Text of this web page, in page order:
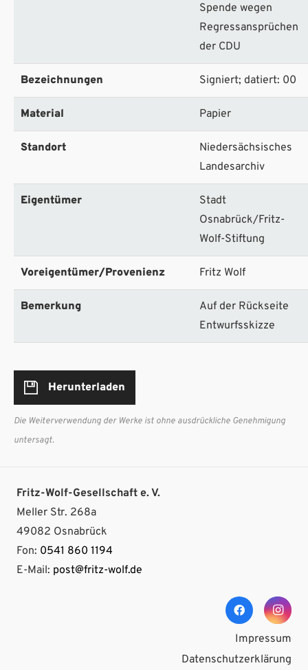
Spende wegen
Regressansprüchen
der CDU
Bezeichnungen Signiert; datiert: 00
Material Papier
Standort
Niedersächsisches
Landesarchiv
Eigentümer
Stadt
Osnabrück/Fritz-
Wolf-Stiftung
Voreigentümer/Provenienz Fritz Wolf
Bemerkung
Auf der Rückseite
Entwurfsskizze
Herunterladen
Die Weiterverwendung der Werke ist ohne ausdrückliche Genehmigung
untersagt.
Fritz-Wolf-Gesellschaft e. V.
Meller Str. 268a
49082 Osnabrück
Fon: 0541 860 1194
E-Mail: post@fritz-wolf.de
Impressum
Datenschutzerklärung